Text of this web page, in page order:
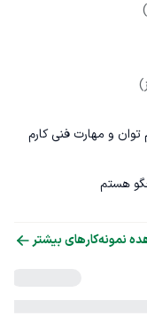
توان و مهارت فنی کارم
هستم
نمونه‌کارهای بیشتر